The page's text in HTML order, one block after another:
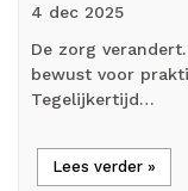
4 dec 2025
De zorg
bewust voor
Tegelijkertijd…
Lees verder »